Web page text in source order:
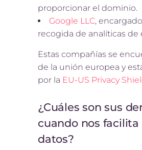
proporcionar el dominio.
Google LLC,
recogida de analíticas de
Estas compañías se
de la unión europea y
por la EU-US Privacy
¿Cuáles son sus
cuando nos facilita
datos?